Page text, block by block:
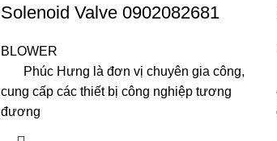
Solenoid Valve 0902082681
BLOWER
Phúc Hưng là đơn vị chuyên gia công,
cung cấp các thiết bị công nghiệp tương
đương